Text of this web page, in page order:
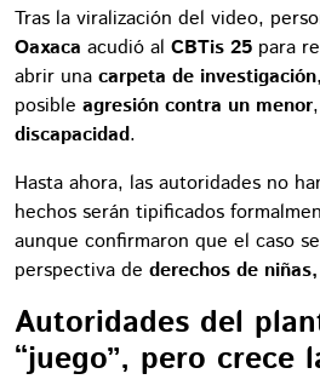
Tras la viralización del video,
Oaxaca acudió al CBTis 25 para
abrir una carpeta de investigación
posible agresión contra un menor
discapacidad.
Hasta ahora, las autoridades no
hechos serán tipificados
aunque confirmaron que el caso
perspectiva de derechos de
Autoridades del
“juego”, pero crece